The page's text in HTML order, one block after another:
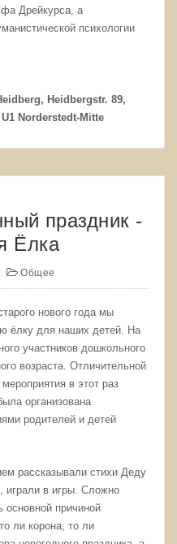
Дрейкурса, а
психологии
Heidbergstr. 89,
Norderstedt-Mitte
праздник -
Ёлка
Общее
нового года мы
ёлку для наших детей. На
участников дошкольного
возраста. Отличительной
в этот раз
организована
родителей и детей
рассказывали стихи Деду
играли в игры. Сложно
основной причиной
ли корона, то ли